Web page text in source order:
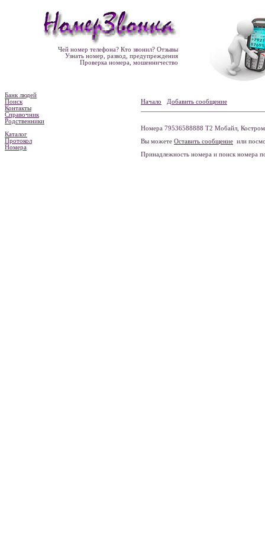
Чей номер телефона? Кто звонил? Отзывы
Узнать номер, развод, предупреждения
Проверка номера, мошенничество
Банк людей
Поиск
Контакты
Справочник
Родственники
Каталог
Протокол
Номера
Начало Добавить сообщение
Номера 79536588888 Т2 Мобайл,
Вы можете Оставить сообщение или
Принадлежность номера и поиск номера